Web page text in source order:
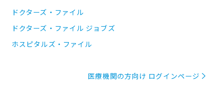
ドクターズ・ファイル
ドクターズ・ファイル ジョブズ
ホスピタルズ・ファイル
医療機関の方向け ログインページ